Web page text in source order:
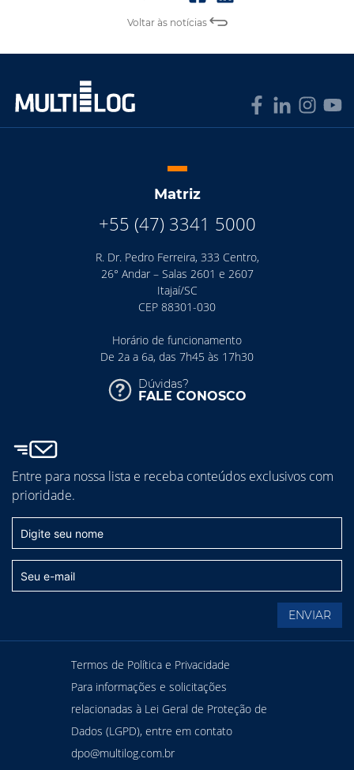
Voltar às notícias
Matriz
+55 (47) 3341 5000
R. Dr. Pedro Ferreira, 333 Centro,
26° Andar – Salas 2601 e 2607
Itajaí/SC
CEP 88301-030
Horário de funcionamento
De 2a a 6a, das 7h45 às 17h30
Dúvidas?
FALE CONOSCO
Entre para nossa lista e receba conteúdos exclusivos com
prioridade.
Termos de Política e Privacidade
Para informações e solicitações
relacionadas à Lei Geral de Proteção de
Dados (LGPD), entre em contato
dpo@multilog.com.br